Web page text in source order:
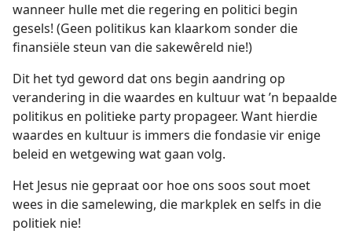
wanneer hulle met die regering en politici begin
gesels! (Geen politikus kan klaarkom sonder die
finansiële steun van die sakewêreld nie!)
Dit het tyd geword dat ons begin aandring op
verandering in die waardes en kultuur wat ’n bepaalde
politikus en politieke party propageer. Want hierdie
waardes en kultuur is immers die fondasie vir enige
beleid en wetgewing wat gaan volg.
Het Jesus nie gepraat oor hoe ons soos sout moet
wees in die samelewing, die markplek en selfs in die
politiek nie!